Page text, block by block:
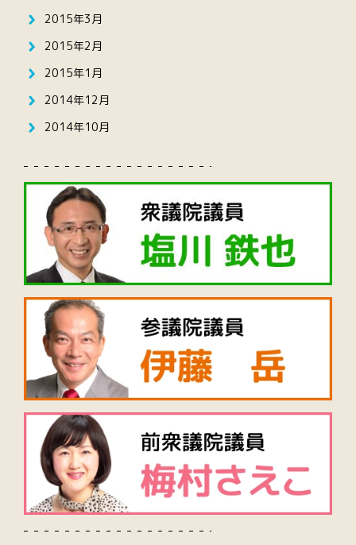
2015年3月
2015年2月
2015年1月
2014年12月
2014年10月